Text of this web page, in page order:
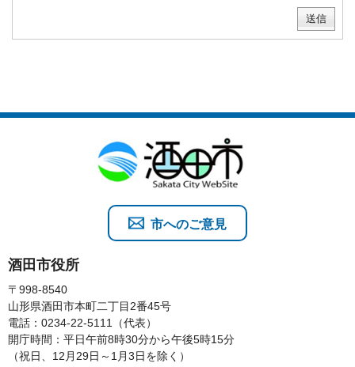
酒田市役所
〒998-8540
山形県酒田市本町二丁目2番45号
電話：0234-22-5111（代表）
開庁時間：平日午前8時30分から午後5時15分
（祝日、12月29日～1月3日を除く）
市へのご意見